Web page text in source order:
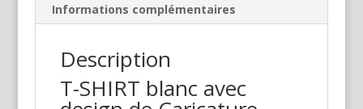
Informations complémentaires
Description
T-SHIRT blanc avec